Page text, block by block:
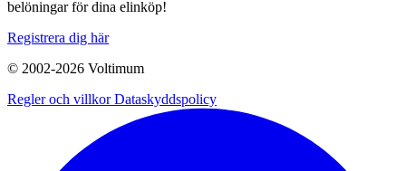
belöningar för dina elinköp!
Registrera dig här
© 2002-2026 Voltimum
Regler och villkorDataskyddspolicy